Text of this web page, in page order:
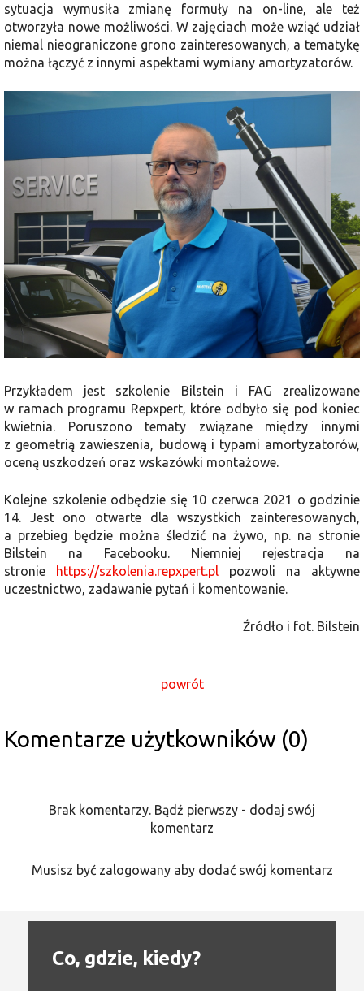
sytuacja wymusiła zmianę formuły na on-line, ale też
otworzyła nowe możliwości. W zajęciach może wziąć udział
niemal nieograniczone grono zainteresowanych, a tematykę
można łączyć z innymi aspektami wymiany amortyzatorów.
Przykładem jest szkolenie Bilstein i FAG zrealizowane
w ramach programu Repxpert, które odbyło się pod koniec
kwietnia. Poruszono tematy związane między innymi
z geometrią zawieszenia, budową i typami amortyzatorów,
oceną uszkodzeń oraz wskazówki montażowe.
Kolejne szkolenie odbędzie się 10 czerwca 2021 o godzinie
14. Jest ono otwarte dla wszystkich zainteresowanych,
a przebieg będzie można śledzić na żywo, np. na stronie
Bilstein na Facebooku. Niemniej rejestracja na
stronie
https://szkolenia.repxpert.pl pozwoli na aktywne
uczestnictwo, zadawanie pytań i komentowanie.
Źródło i fot. Bilstein
powrót
Komentarze użytkowników (0)
Brak komentarzy. Bądź pierwszy - dodaj swój
komentarz
Musisz być zalogowany aby dodać swój komentarz
Co, gdzie, kiedy?